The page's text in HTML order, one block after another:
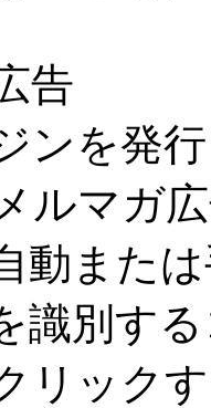
告
ンを発
ルマガ
動また
識別す
リック